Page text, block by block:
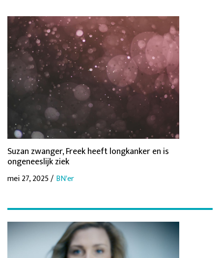
Suzan zwanger, Freek heeft longkanker en is
ongeneeslijk ziek
mei 27, 2025 / BN'er